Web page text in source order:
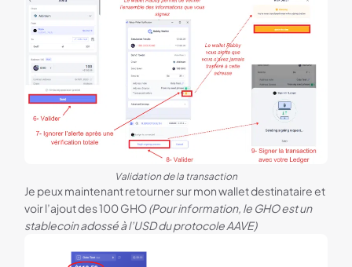
Validation de la transaction
Je peux maintenant retourner sur mon wallet destinataire et
voir l’ajout des 100 GHO(Pour information, le GHO est un
stablecoin adossé à l’USD du protocole AAVE)